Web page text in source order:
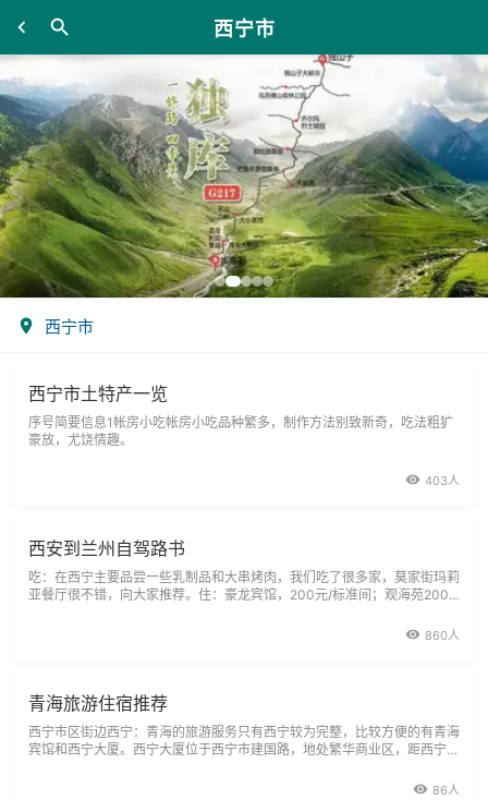
西宁市
西宁市
西宁市土特产一览
序号简要信息1帐房小吃帐房小吃品种繁多，制作方法别致新奇，吃法粗犷
豪放，尤饶情趣。
403人
西安到兰州自驾路书
吃：在西宁主要品尝一些乳制品和大串烤肉，我们吃了很多家，莫家街玛莉
亚餐厅很不错，向大家推荐。住：豪龙宾馆，200元/标准间；观海苑200
人，导游费50元；鸟岛门票，58元/人；青海湖门票，50元/人。典故：塔
860人
青海旅游住宿推荐
西宁市区街边西宁：青海的旅游服务只有西宁较为完整，比较方便的有青海
宾馆和西宁大厦。西宁大厦位于西宁市建国路，地处繁华商业区，距西宁火
86人